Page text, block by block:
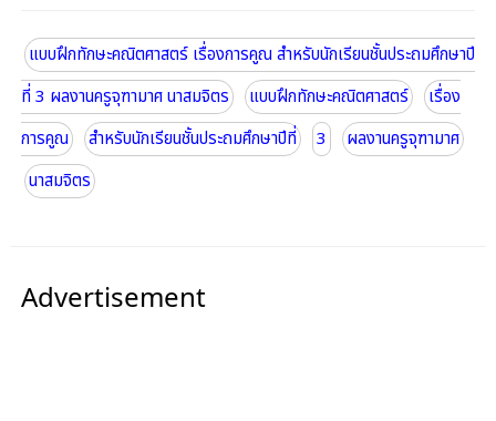
แบบฝึกทักษะคณิตศาสตร์ เรื่องการคูณ สำหรับนักเรียนชั้นประถมศึกษาปี
ที่ 3 ผลงานครูจุฑามาศ นาสมจิตร
แบบฝึกทักษะคณิตศาสตร์
เรื่อง
การคูณ
สำหรับนักเรียนชั้นประถมศึกษาปีที่ 3
ผลงานครูจุฑามาศ
นาสมจิตร
Advertisement